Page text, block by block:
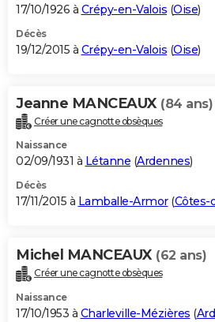
17/10/1926 à Crépy-en-Valois (Oise)
Décès
19/12/2015 à Crépy-en-Valois (Oise)
Jeanne MANCEAUX (84 ans)
Créer une cagnotte obsèques
Naissance
02/09/1931 à Létanne (Ardennes)
Décès
17/11/2015 à Lamballe-Armor(Côtes-
Michel MANCEAUX (62 ans)
Créer une cagnotte obsèques
Naissance
17/10/1953 à Charleville-Mézières (